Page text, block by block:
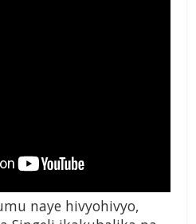
naye hivyohivyo,